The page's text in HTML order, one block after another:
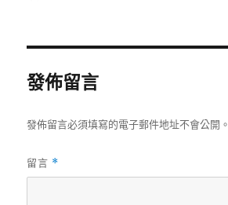
發佈留言
發佈留言必須填寫的電子郵件地址不會公開。
留言 *